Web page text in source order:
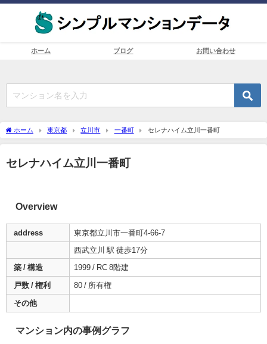
ホーム ブログ お問い合わせ
ホーム 東京都 立川市 一番町 セレナハイム立川一番町
セレナハイム立川一番町
Overview
address 東京都立川市一番町4-66-7
西武立川 駅 徒歩17分
築 / 構造 1999 / RC 8階建
戸数 / 権利 80 / 所有権
その他
マンション内の事例グラフ